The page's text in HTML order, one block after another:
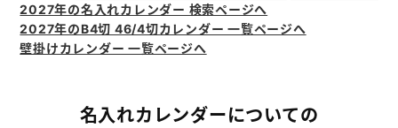
2027年の名入れカレンダー 検索ページへ
2027年のB4切 46/4切カレンダー 一覧ページへ
壁掛けカレンダー 一覧ページへ
名入れカレンダーについての